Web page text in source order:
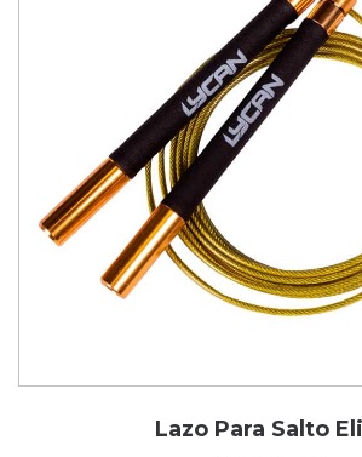
Lazo Para Salto